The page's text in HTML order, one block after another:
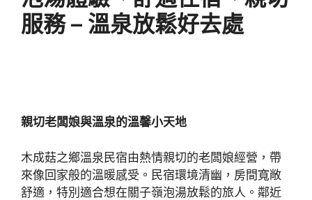
服務 – 溫泉放鬆好去處
親切老闆娘與溫泉的溫馨小天地
木成菇之鄉溫泉民宿由熱情親切的老闆娘經營，帶
來像回家般的溫暖感受。民宿環境清幽，房間寬敞
舒適，特別適合想在關子嶺泡湯放鬆的旅人。鄰近